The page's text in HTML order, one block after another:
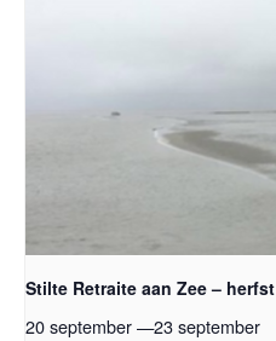
Stilte Retraite aan Zee – herfst
20 september—23 september